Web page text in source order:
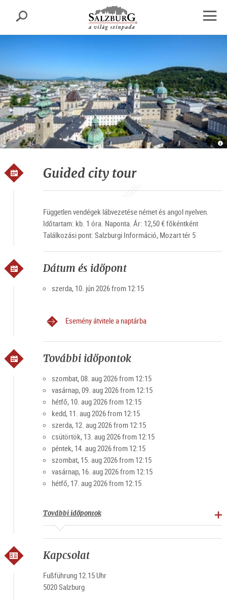
sr.skipnav.Zum
Inhalt
springen
sr.skipnav.Zum
Hauptmenü
springen
sr.skipnav.Zu
den
Kontaktinformationen
Keresés
Guided city tour
Független vendégek lábvezetése német és angol nyelven.
Időtartam: kb. 1 óra. Naponta. Ár: 12,50 € főkéntként
Találkozási pont: Salzburgi Információ, Mozart tér 5
Dátum és időpont
szerda, 10. jún 2026 from 12:15
Esemény átvitele a naptárba
További időpontok
szombat, 08. aug 2026 from 12:15
vasárnap, 09. aug 2026 from 12:15
hétfő, 10. aug 2026 from 12:15
kedd, 11. aug 2026 from 12:15
szerda, 12. aug 2026 from 12:15
csütörtök, 13. aug 2026 from 12:15
péntek, 14. aug 2026 from 12:15
szombat, 15. aug 2026 from 12:15
vasárnap, 16. aug 2026 from 12:15
hétfő, 17. aug 2026 from 12:15
További időpontok
Kapcsolat
Fußführung 12.15 Uhr
5020 Salzburg